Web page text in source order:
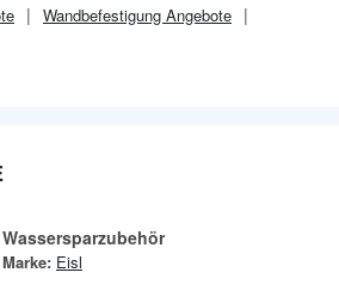
Wandbefestigung Angebote
Wassersparzubehör
Marke: Eisl